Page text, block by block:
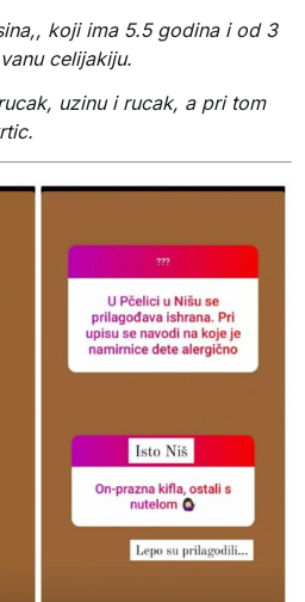
koji ima 5.5 godina i od 3
celijakiju.
uzinu i rucak, a pri tom